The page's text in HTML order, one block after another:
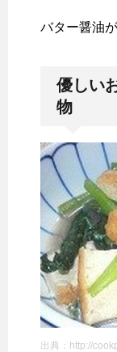
バター醤油
優しい
物
出典：http://